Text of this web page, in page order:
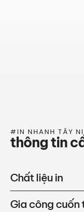
#IN NHANH TÂY
thông tin
Chất liệu in
Gia công cuốn